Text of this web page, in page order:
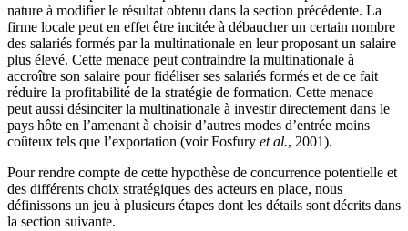
nature à modifier le résultat obtenu dans la section précédente. La
firme locale peut en effet être incitée à débaucher un certain nombre
des salariés formés par la multinationale en leur proposant un salaire
plus élevé. Cette menace peut contraindre la multinationale à
accroître son salaire pour fidéliser ses salariés formés et de ce fait
réduire la profitabilité de la stratégie de formation. Cette menace
peut aussi désinciter la multinationale à investir directement dans le
pays hôte en l’amenant à choisir d’autres modes d’entrée moins
coûteux tels que l’exportation (voir Fosfury et al., 2001).
Pour rendre compte de cette hypothèse de concurrence potentielle et
des différents choix stratégiques des acteurs en place, nous
définissons un jeu à plusieurs étapes dont les détails sont décrits dans
la section suivante.